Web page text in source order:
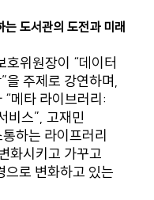
도서관의 도전과 미래
위원장이 “데이터
을 주제로 강연하며,
메타 라이브러리:
비스”, 고재민
하는 라이프러리
화시키고 가꾸고
으로 변화하고 있는